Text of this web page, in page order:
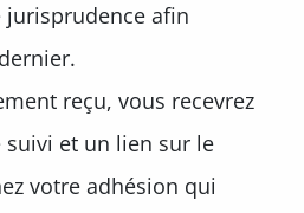
jurisprudence afin
reçu, vous recevrez
suivi et un lien sur le
votre adhésion qui